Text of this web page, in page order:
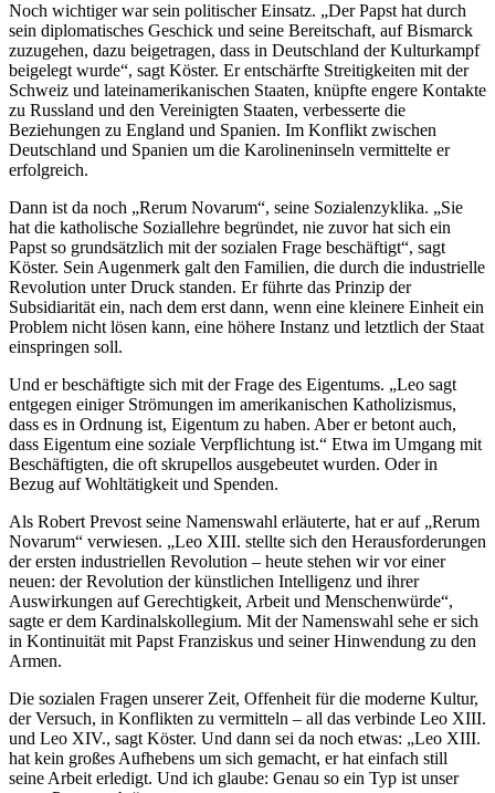
Noch wichtiger war sein politischer Einsatz. „Der Papst hat durch
sein diplomatisches Geschick und seine Bereitschaft, auf Bismarck
zuzugehen, dazu beigetragen, dass in Deutschland der Kulturkampf
beigelegt wurde“, sagt Köster. Er entschärfte Streitigkeiten mit der
Schweiz und lateinamerikanischen Staaten, knüpfte engere Kontakte
zu Russland und den Vereinigten Staaten, verbesserte die
Beziehungen zu England und Spanien. Im Konflikt zwischen
Deutschland und Spanien um die Karolineninseln vermittelte er
erfolgreich.
Dann ist da noch „Rerum Novarum“, seine Sozialenzyklika. „Sie
hat die katholische Soziallehre begründet, nie zuvor hat sich ein
Papst so grundsätzlich mit der sozialen Frage beschäftigt“, sagt
Köster. Sein Augenmerk galt den Familien, die durch die industrielle
Revolution unter Druck standen. Er führte das Prinzip der
Subsidiarität ein, nach dem erst dann, wenn eine kleinere Einheit ein
Problem nicht lösen kann, eine höhere Instanz und letztlich der Staat
einspringen soll.
Und er beschäftigte sich mit der Frage des Eigentums. „Leo sagt
entgegen einiger Strömungen im amerikanischen Katholizismus,
dass es in Ordnung ist, Eigentum zu haben. Aber er betont auch,
dass Eigentum eine soziale Verpflichtung ist.“ Etwa im Umgang mit
Beschäftigten, die oft skrupellos ausgebeutet wurden. Oder in
Bezug auf Wohltätigkeit und Spenden.
Als Robert Prevost seine Namenswahl erläuterte, hat er auf „Rerum
Novarum“ verwiesen. „Leo XIII. stellte sich den Herausforderungen
der ersten industriellen Revolution – heute stehen wir vor einer
neuen: der Revolution der künstlichen Intelligenz und ihrer
Auswirkungen auf Gerechtigkeit, Arbeit und Menschenwürde“,
sagte er dem Kardinalskollegium. Mit der Namenswahl sehe er sich
in Kontinuität mit Papst Franziskus und seiner Hinwendung zu den
Armen.
Die sozialen Fragen unserer Zeit, Offenheit für die moderne Kultur,
der Versuch, in Konflikten zu vermitteln – all das verbinde Leo XIII.
und Leo XIV., sagt Köster. Und dann sei da noch etwas: „Leo XIII.
hat kein großes Aufhebens um sich gemacht, er hat einfach still
seine Arbeit erledigt. Und ich glaube: Genau so ein Typ ist unser